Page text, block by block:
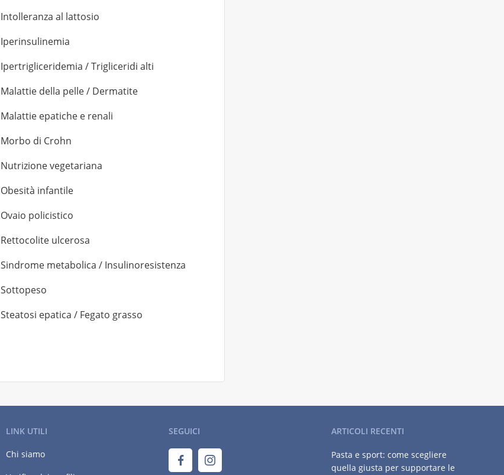
Intolleranza al lattosio
Iperinsulinemia
Ipertrigliceridemia / Trigliceridi alti
Malattie della pelle / Dermatite
Malattie epatiche e renali
Morbo di Crohn
Nutrizione vegetariana
Obesità infantile
Ovaio policistico
Rettocolite ulcerosa
Sindrome metabolica / Insulinoresistenza
Sottopeso
Steatosi epatica / Fegato grasso
LINK UTILI
Chi siamo
SEGUICI ARTICOLI RECENTI
Pasta e sport: come scegliere
quella giusta per supportare le